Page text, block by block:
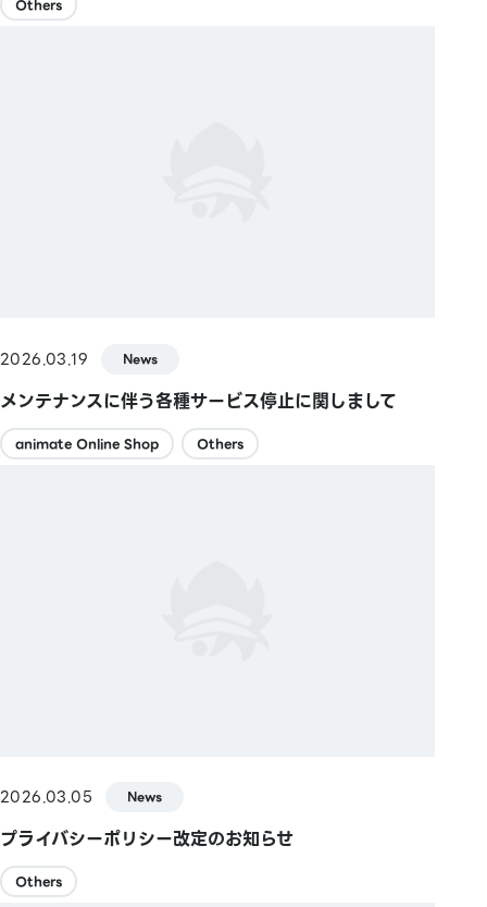
Others
2026.03.19 News
メンテナンスに伴う各種サービス停止に関しまして
animate Online Shop Others
2026.03.05 News
プライバシーポリシー改定のお知らせ
Others